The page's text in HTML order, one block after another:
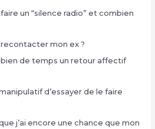
un “silence radio” et combien
mon ex ?
de temps un retour affectif
d’essayer de le faire
j’ai encore une chance que mon